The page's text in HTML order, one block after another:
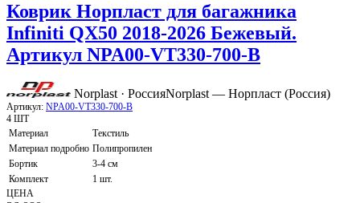
Коврик Норпласт для багажника
Infiniti QX50 2018-2026 Бежевый.
Артикул NPA00-VT330-700-B
Norplast · РоссияNorplast — Норпласт (Россия)
Артикул: NPA00-VT330-700-B
4 ШТ
Материал
Текстиль
Материал подробно Полипропилен
Бортик
3-4 см
Комплект
1 шт.
ЦЕНА